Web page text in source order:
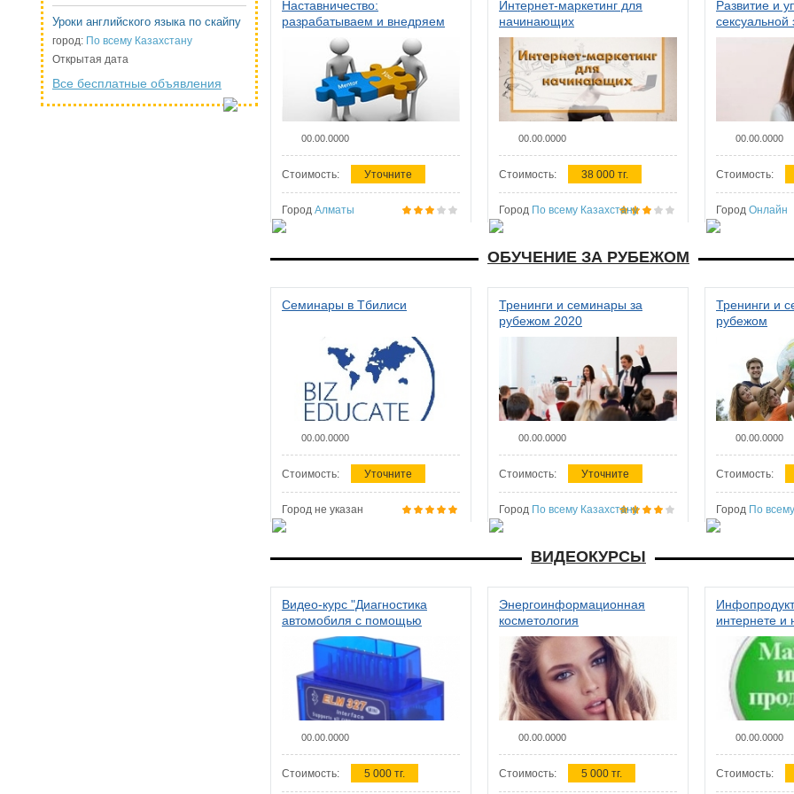
Уроки английского языка по скайпу
город: По всему Казахстану
Открытая дата
Все бесплатные объявления
Наставничество:
разрабатываем и внедряем
систему наставничества в
организации
00.00.0000
Стоимость: Уточните
Город Алматы
Интернет-маркетинг для
начинающих
00.00.0000
Стоимость: 38 000 тг.
Город По всему Казахстану
Развитие и
сексуальной
женщин
00.00.0000
Стоимость:
Город Онлайн
ОБУЧЕНИЕ ЗА РУБЕЖОМ
Семинары в Тбилиси
00.00.0000
Стоимость: Уточните
Город не указан
Тренинги и семинары за
рубежом 2020
00.00.0000
Стоимость: Уточните
Город По всему Казахстану
Тренинги и
рубежом
00.00.0000
Стоимость:
Город По
ВИДЕОКУРСЫ
Видео-курс "Диагностика
автомобиля с помощью
сканера ELM 327"
00.00.0000
Стоимость: 5 000 тг.
Энергоинформационная
косметология
00.00.0000
Стоимость: 5 000 тг.
интернете и
00.00.0000
Стоимость: